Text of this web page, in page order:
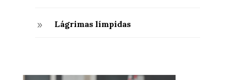
9 Lágrimas límpidas